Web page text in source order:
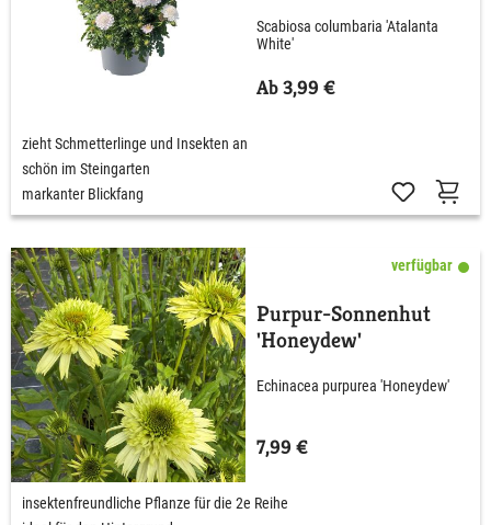
Scabiosa columbaria 'Atalanta
White'
Ab 3,99 €
zieht Schmetterlinge und Insekten an
schön im Steingarten
markanter Blickfang
verfügbar
Purpur-Sonnenhut
'Honeydew'
Echinacea purpurea 'Honeydew'
7,99 €
insektenfreundliche Pflanze für die 2e Reihe